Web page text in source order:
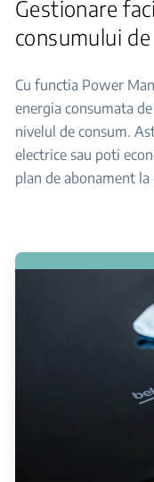
Gestionare
consumului
Cu functia Power
energia consumata
nivelul de consum.
electrice sau poti
plan de abonament